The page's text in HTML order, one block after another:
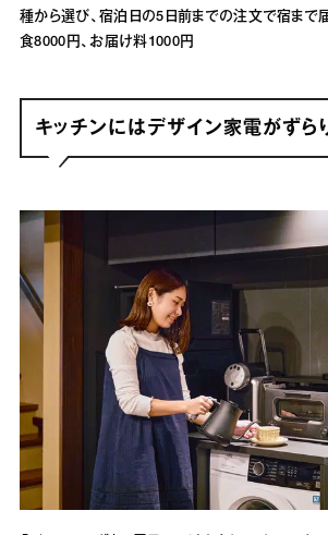
種から選び、宿泊日の5日前までの注文で宿まで
食8000円、お届け料1000円
キッチンにはデザイン家電がずら